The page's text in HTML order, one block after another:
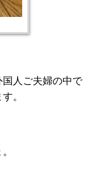
人ご夫婦の中で
。